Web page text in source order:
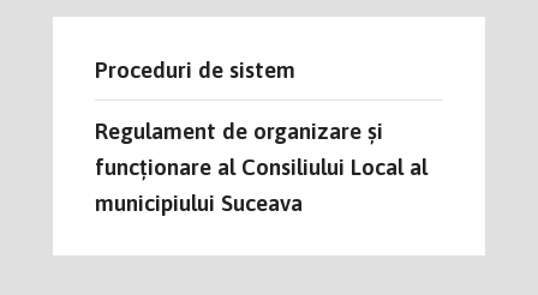
Proceduri de sistem
Regulament de organizare şi
funcţionare al Consiliului Local al
municipiului Suceava